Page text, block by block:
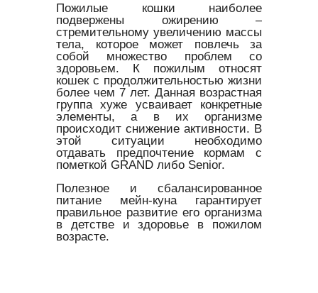
Пожилые кошки наиболее
подвержены ожирению –
стремительному увеличению массы
тела, которое может повлечь за
собой множество проблем со
здоровьем. К пожилым относят
кошек с продолжительностью жизни
более чем 7 лет. Данная возрастная
группа хуже усваивает конкретные
элементы, а в их организме
происходит снижение активности. В
этой ситуации необходимо
отдавать предпочтение кормам с
пометкой GRAND либо Senior.
Полезное и сбалансированное
питание мейн-куна гарантирует
правильное развитие его организма
в детстве и здоровье в пожилом
возрасте.